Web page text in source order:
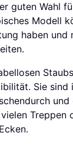
guten Wahl
Modell
haben und
Sie
Treppen